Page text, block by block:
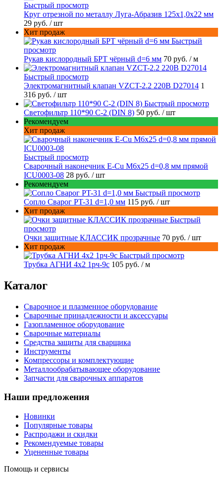
Быстрый просмотр
Круг отрезной по металлу Луга-Абразив 125x1,0x22 мм
29 руб. / шт
Хит продаж
Быстрый
просмотр
Рукав кислородный БРТ чёрный d=6 мм 70 руб. / м
Быстрый просмотр
Электромагнитный клапан VZCT-2.2 220В D27014 1
316 руб. / шт
Быстрый просмотр
Светофильтр 110*90 С-2 (DIN 8) 50 руб. / шт
Рекомендуем
Хит продаж
Быстрый просмотр
Сварочный наконечник E-Cu M6x25 d=0,8 мм прямой
ICU0003-08 28 руб. / шт
Рекомендуем
Быстрый просмотр
Сопло Сварог PT-31 d=1,0 мм 115 руб. / шт
Хит продаж
Быстрый
просмотр
Очки защитные КЛАССИК прозрачные 70 руб. / шт
Хит продаж
Быстрый просмотр
Трубка АГНИ 4х2 1рч-9с 105 руб. / м
Каталог
Сварочное и плазменное оборудование
Сварочные принадлежности и аксессуары
Газопламенное оборудование
Сварочные материалы
Средства защиты для сварщика
Инструменты
Компрессоры и комплектующие
Металлообрабатывающее оборудование
Запчасти для сварочных аппаратов
Наши предложения
Новинки
Популярные товары
Распродажи и скидки
Рекомендуемые товары
Уцененные товары
Помощь и сервисы